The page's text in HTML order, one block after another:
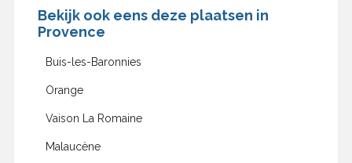
Bekijk ook eens deze plaatsen in
Provence
Buis-les-Baronnies
Orange
Vaison La Romaine
Malaucène